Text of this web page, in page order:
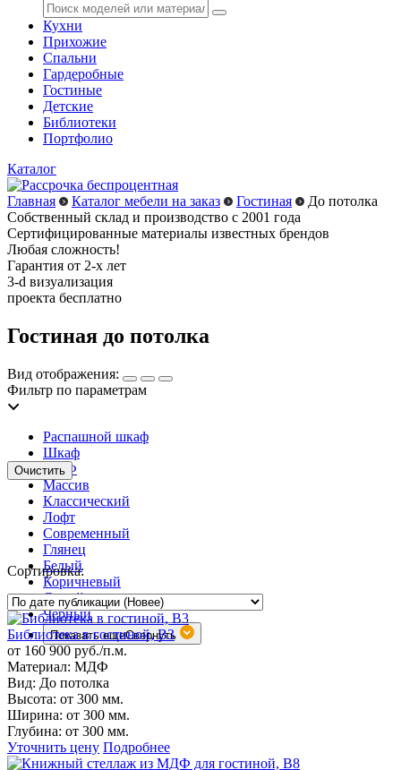
Кухни
Прихожие
Спальни
Гардеробные
Гостиные
Детские
Библиотеки
Портфолио
Каталог
Главная Каталог мебели на заказ Гостиная
До потолка
Собственный склад и производство с 2001 года
Сертифицированные материалы известных брендов
Любая сложность!
Гарантия от 2-х лет
3-d визуализация
проекта бесплатно
Гостиная до потолка
Вид отображения:
Фильтр по параметрам
Распашной шкаф
Шкаф
МДФ
Массив
Классический
Лофт
Современный
Глянец
Белый
Коричневый
Серый
Черный
Показать ещеСвернуть
Сортировка:
Библиотека в гостиной, B3
от 160 900 руб./п.м.
Материал: МДФ
Вид: До потолка
Высота: от 300 мм.
Ширина: от 300 мм.
Глубина: от 300 мм.
Уточнить цену Подробнее